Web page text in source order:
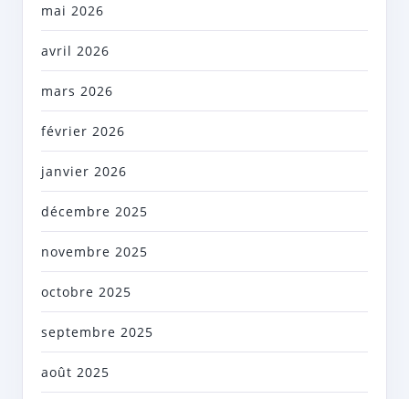
mai 2026
avril 2026
mars 2026
février 2026
janvier 2026
décembre 2025
novembre 2025
octobre 2025
septembre 2025
août 2025